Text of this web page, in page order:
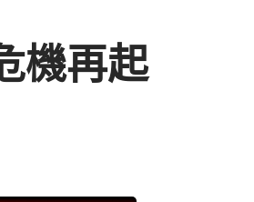
機再起